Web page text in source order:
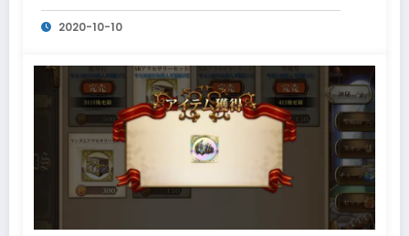
2020-10-10